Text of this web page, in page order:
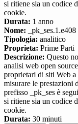
si ritiene sia un codice
cookie.
Durata: 1 anno
Nome: _pk_ses.1.e408
Tipologia: analitico
Proprieta: Prime Parti
Descrizione: Questo
analisi web open
proprietari di siti Web
misurare le prestazioni
prefisso _pk_ses è
si ritiene sia un codice
cookie.
Durata: 30 minuti